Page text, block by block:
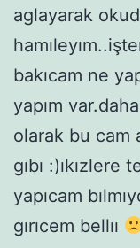
aglayarak
bakıcam ne
yapım
olarak bu cam
gıbı :)ıkızlere
yapıcam
gırıcem bellıı